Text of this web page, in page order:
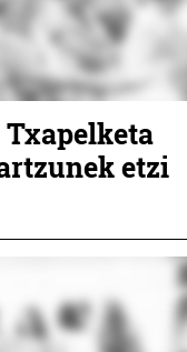
etzi